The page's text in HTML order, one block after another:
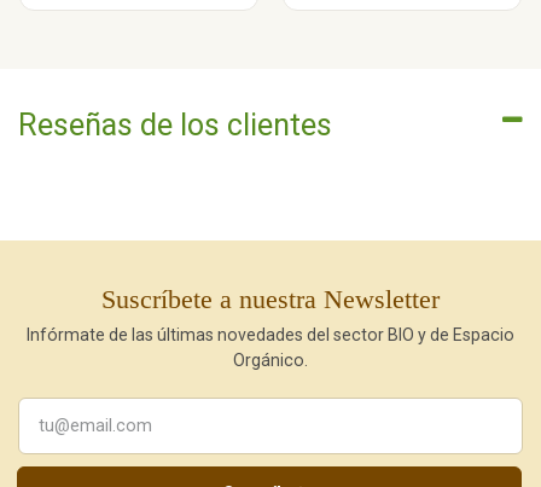
Reseñas de los clientes
Suscríbete a nuestra Newsletter
Infórmate de las últimas novedades del sector BIO y de Espacio
Orgánico.